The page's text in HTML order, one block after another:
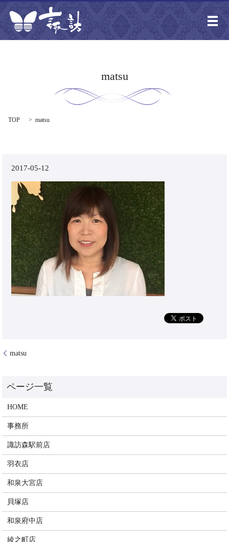
メ
matsu
TOP matsu
2017-05-12
matsu
HOME
事務所
諏訪森駅前店
羽衣店
和泉大宮店
貝塚店
和泉府中店
綾之町店